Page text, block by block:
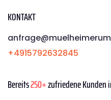
KONTAKT
+4915792632845
Bereits250+zufriedene Kunden